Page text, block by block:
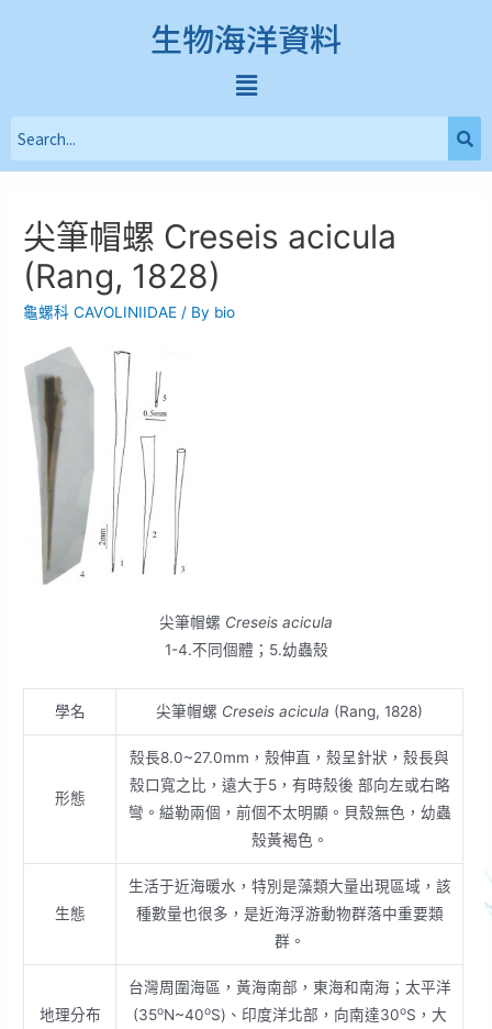
生物海洋資料
尖筆帽螺 Creseis acicula
(Rang, 1828)
龜螺科 CAVOLINIIDAE / By bio
尖筆帽螺 Creseis acicula
1-4.不同個體；5.幼蟲殼
學名 尖筆帽螺 Creseis acicula (Rang, 1828)
形態
殼長8.0~27.0mm，殼伸直，殼呈針狀，殼長與
殼口寬之比，遠大于5，有時殼後 部向左或右略
彎。縊勒兩個，前個不太明顯。貝殼無色，幼蟲
殼黃褐色。
生態
生活于近海暖水，特別是藻類大量出現區域，該
種數量也很多，是近海浮游動物群落中重要類
群。
地理分布
台灣周圍海區，黃海南部，東海和南海；太平洋
(35oN~40oS)、印度洋北部，向南達30oS，大